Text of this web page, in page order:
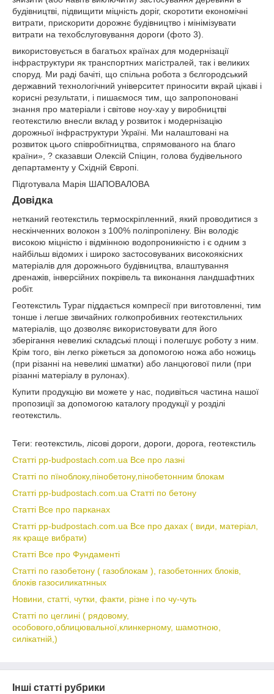
будівництві, підвищити міцність доріг, скоротити економічні
витрати, прискорити дорожнє будівництво і мінімізувати
витрати на техобслуговування дороги (фото 3).
використовується в багатьох країнах для модернізації
інфраструктури як транспортних магістралей, так і великих
споруд. Ми раді бачіті, що спільна робота з бєлгородський
державний технологічний університет приносити вкрай цікаві і
корисні результати, і пишаємося тим, що запропоновані
знання про матеріали і світове ноу-хау у виробництві
геотекстилю внесли вклад у розвиток і модернізацію
дорожньої інфраструктури Україні. Ми налаштовані на
розвиток цього співробітництва, спрямованого на благо
країни», ? сказавши Олексій Спіцин, голова будівельного
департаменту у Східній Європі.
Підготувала Марія ШАПОВАЛОВА
Довідка
нетканий геотекстиль термоскріпленний, який проводитися з
нескінченних волокон з 100% поліпропілену. Він володіє
високою міцністю і відмінною водопроникністю і є одним з
найбільш відомих і широко застосовуваних високоякісних
матеріалів для дорожнього будівництва, влаштування
дренажів, інверсійних покрівель та виконання ландшафтних
робіт.
Геотекстиль Typar піддається компресії при виготовленні, тим
тонше і легше звичайних голкопробивних геотекстильних
матеріалів, що дозволяє використовувати для його
зберігання невеликі складські площі і полегшує роботу з ним.
Крім того, він легко ріжеться за допомогою ножа або ножиць
(при різанні на невеликі шматки) або ланцюгової пили (при
різанні матеріалу в рулонах).
Купити продукцію ви можете у нас, подивіться частина нашої
пропозиції за допомогою каталогу продукції у розділі
геотекстиль.
Теги: геотекстиль, лісові дороги, дороги, дорога, геотекстиль
Статті pp-budpostach.com.ua Все про лазні
Статті по пїноблоку,пінобетону,пінобетонним блокам
Статті pp-budpostach.com.ua Статті по бетону
Статті Все про парканах
Статті pp-budpostach.com.ua Все про дахах ( види, матеріал,
як краще вибрати)
Статті Все про Фундаменті
Статті по газобетону ( газоблокам ), газобетонних блоків,
блоків газосиликатнных
Новини, статті, чутки, факти, різне і по чу-чуть
Статті по цеглині ( рядовому,
особового,облицювальної,клинкерному, шамотною,
силікатній,)
Інші статті рубрики